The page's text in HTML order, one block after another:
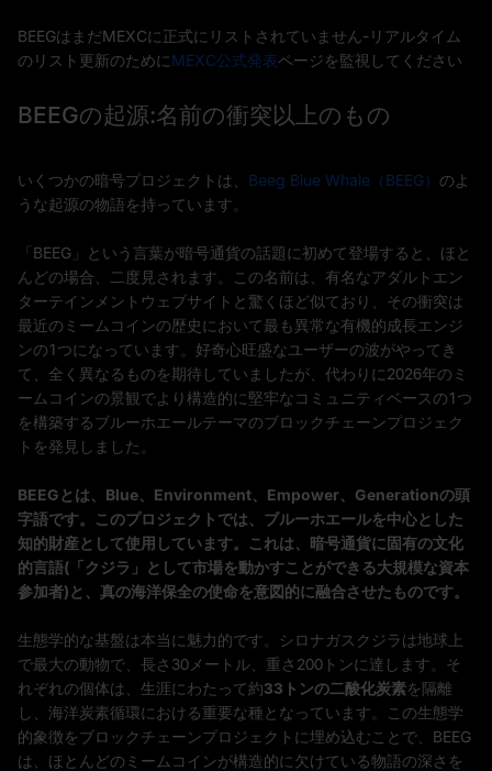
BEEGはまだMEXCに正式にリストされていません-リアルタイム
のリスト更新のためにMEXC公式発表ページを監視してください
BEEGの起源:名前の衝突以上のもの
いくつかの暗号プロジェクトは、 Beeg Blue Whale（BEEG） のよ
うな起源の物語を持っています。
「BEEG」という言葉が暗号通貨の話題に初めて登場すると、ほと
んどの場合、二度見されます。この名前は、有名なアダルトエン
ターテインメントウェブサイトと驚くほど似ており、その衝突は
最近のミームコインの歴史において最も異常な有機的成長エンジ
ンの1つになっています。好奇心旺盛なユーザーの波がやってき
て、全く異なるものを期待していましたが、代わりに2026年のミ
ームコインの景観でより構造的に堅牢なコミュニティベースの1つ
を構築するブルーホエールテーマのブロックチェーンプロジェク
トを発見しました。
BEEGとは、Blue、Environment、Empower、Generationの頭
字語です。このプロジェクトでは、ブルーホエールを中心とした
知的財産として使用しています。これは、暗号通貨に固有の文化
的言語(「クジラ」として市場を動かすことができる大規模な資本
参加者)と、真の海洋保全の使命を意図的に融合させたものです。
生態学的な基盤は本当に魅力的です。シロナガスクジラは地球上
で最大の動物で、長さ30メートル、重さ200トンに達します。そ
れぞれの個体は、生涯にわたって約33トンの二酸化炭素を隔離
し、海洋炭素循環における重要な種となっています。この生態学
的象徴をブロックチェーンプロジェクトに埋め込むことで、BEEG
は、ほとんどのミームコインが構造的に欠けている物語の深さを